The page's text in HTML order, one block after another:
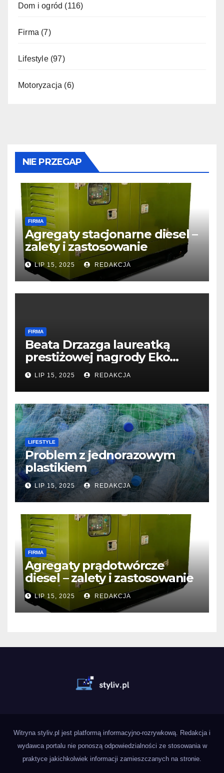
Dom i ogród (116)
Firma (7)
Lifestyle(97)
Motoryzacja (6)
NIE PRZEGAP
FIRMA
Agregaty stacjonarne diesel –
zalety i zastosowanie
LIP 15, 2025 REDAKCJA
FIRMA
Beata Drzazga laureatką
prestiżowej nagrody Eko
Filary 2024
LIP 15, 2025 REDAKCJA
LIFESTYLE
Problem z jednorazowym
plastikiem
LIP 15, 2025 REDAKCJA
FIRMA
Agregaty prądotwórcze
diesel – zalety i zastosowanie
LIP 15, 2025 REDAKCJA
Witryna styliv.pl jest platformą informacyjno-rozrywkową. Redakcja i
wydawca portalu nie ponoszą odpowiedzialności ze stosowania w
praktyce jakichkolwiek informacji zamieszczanych na stronie.